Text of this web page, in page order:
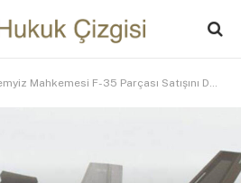
Mahkemesi F-35 Parçası Satışını Durdurdu